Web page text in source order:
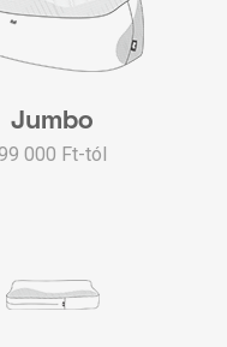
Jumbo
000 Ft-tól